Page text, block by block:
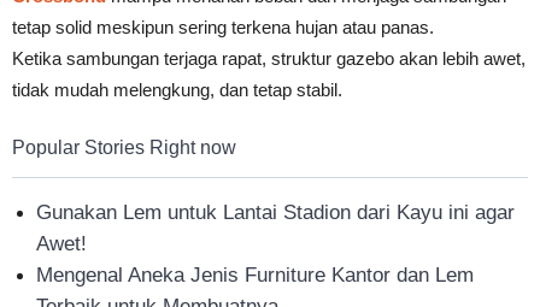
tetap solid meskipun sering terkena hujan atau panas.
Ketika sambungan terjaga rapat, struktur gazebo akan lebih awet,
tidak mudah melengkung, dan tetap stabil.
Popular Stories Right now
Gunakan Lem untuk Lantai Stadion dari Kayu ini agar
Awet!
Mengenal Aneka Jenis Furniture Kantor dan Lem